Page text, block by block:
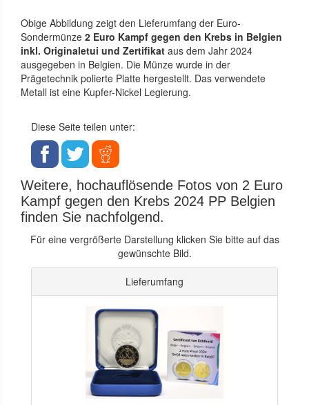
Obige Abbildung zeigt den Lieferumfang der Euro-
Sondermünze 2 Euro Kampf gegen den Krebs in Belgien
inkl. Originaletui und Zertifikat aus dem Jahr 2024
ausgegeben in Belgien. Die Münze wurde in der
Prägetechnik polierte Platte hergestellt. Das verwendete
Metall ist eine Kupfer-Nickel Legierung.
Diese Seite teilen unter:
Weitere, hochauflösende Fotos von 2 Euro
Kampf gegen den Krebs 2024 PP Belgien
finden Sie nachfolgend.
Für eine vergrößerte Darstellung klicken Sie bitte auf das
gewünschte Bild.
Lieferumfang